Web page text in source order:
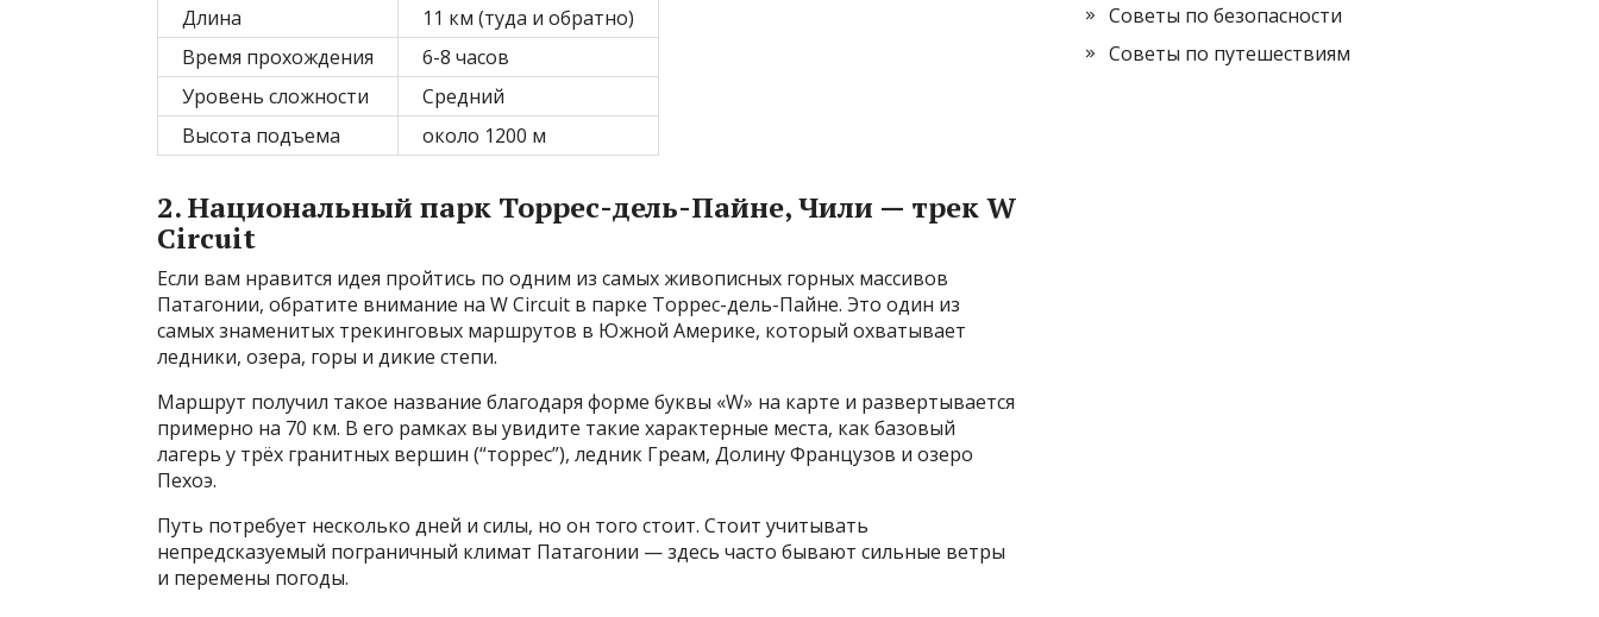
Длина
11 км (туда и обратно)
Время прохождения
6-8 часов
Уровень сложности
Средний
Высота подъема
около 1200 м
2. Национальный парк Торрес-дель-Пайне, Чили — трек W
Circuit
Если вам нравится идея пройтись по одним из самых живописных горных массивов
Патагонии, обратите внимание на W Circuit в парке Торрес-дель-Пайне. Это один из
самых знаменитых трекинговых маршрутов в Южной Америке, который охватывает
ледники, озера, горы и дикие степи.
Маршрут получил такое название благодаря форме буквы «W» на карте и развертывается
примерно на 70 км. В его рамках вы увидите такие характерные места, как базовый
лагерь у трёх гранитных вершин (“торрес”), ледник Греам, Долину Французов и озеро
Пехоэ.
Путь потребует несколько дней и силы, но он того стоит. Стоит учитывать
непредсказуемый пограничный климат Патагонии — здесь часто бывают сильные ветры
и перемены погоды.
Советы по безопасности
Советы по путешествиям